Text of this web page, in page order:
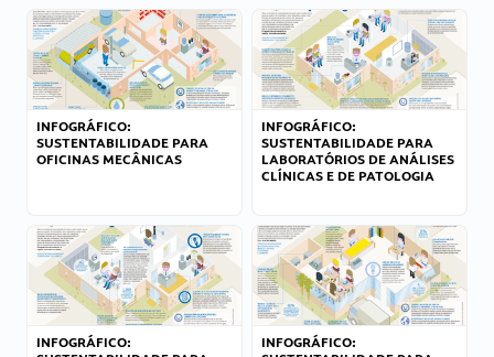
INFOGRÁFICO:
SUSTENTABILIDADE PARA
OFICINAS MECÂNICAS
INFOGRÁFICO:
SUSTENTABILIDADE PARA
LABORATÓRIOS DE ANÁLISES
CLÍNICAS E DE PATOLOGIA
INFOGRÁFICO:
INFOGRÁFICO: